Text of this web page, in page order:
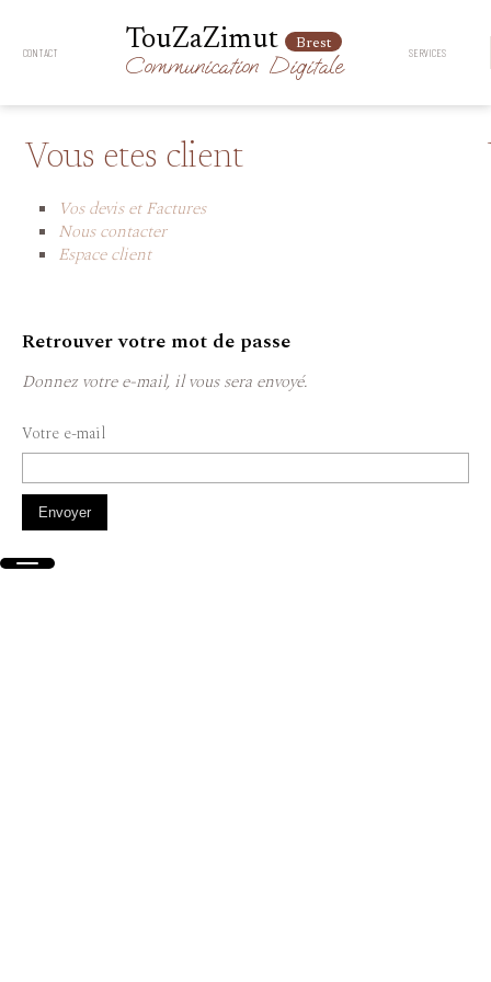
CONTACT TouZaZimut Brest
Communication Digitale SERVICES
Vous etes client
Vos devis et Factures
Nous contacter
Espace client
Retrouver votre mot de passe
Donnez votre e-mail, il vous sera envoyé.
Votre e-mail